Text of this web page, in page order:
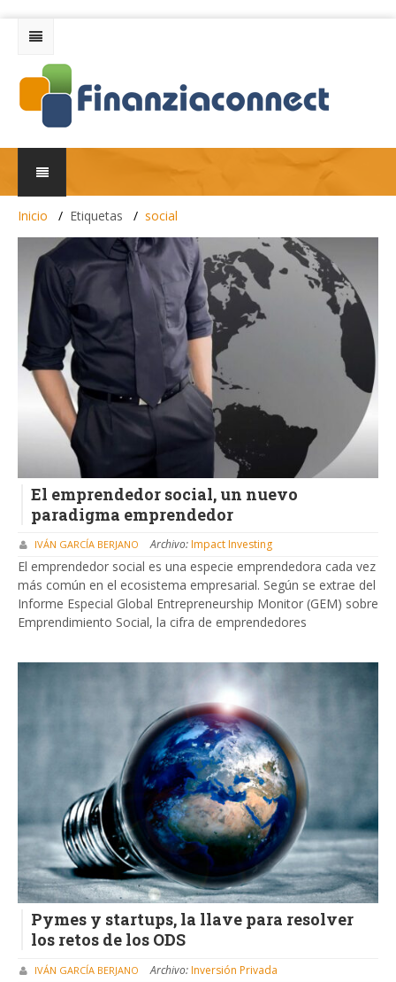
Inicio Etiquetas social
El emprendedor social, un nuevo
paradigma emprendedor
IVÁN GARCÍA BERJANO Archivo:Impact Investing
El emprendedor social es una especie emprendedora cada vez
más común en el ecosistema empresarial. Según se extrae del
Informe Especial Global Entrepreneurship Monitor (GEM) sobre
Emprendimiento Social, la cifra de emprendedores
Pymes y startups, la llave para resolver
los retos de los ODS
IVÁN GARCÍA BERJANO Archivo:Inversión Privada